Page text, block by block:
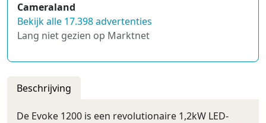
Cameraland
Bekijk alle 17.398 advertenties
Lang niet gezien op Marktnet
Beschrijving
De Evoke 1200 is een revolutionaire 1,2kW LED-